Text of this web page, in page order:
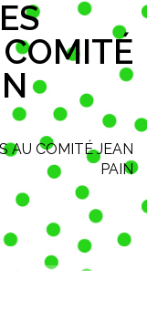
AU COMITÉ JEAN
PAIN